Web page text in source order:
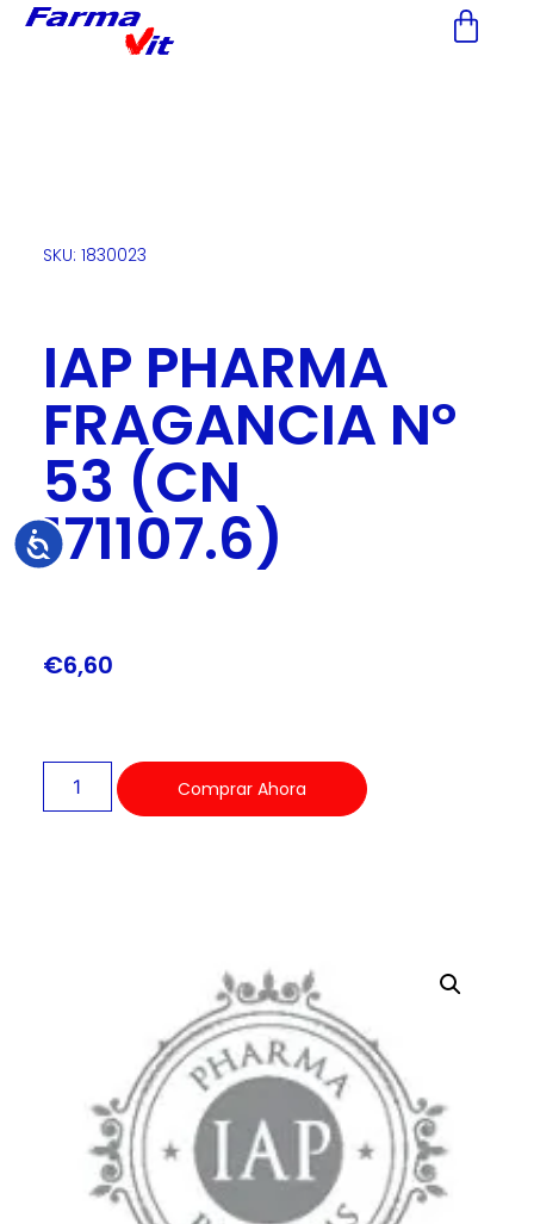
Nota:
accesibilidad.
Accesibilidad
SKU: 1830023
IAP PHARMA
FRAGANCIA Nº
53 (CN
171107.6)
€6,60
Comprar Ahora